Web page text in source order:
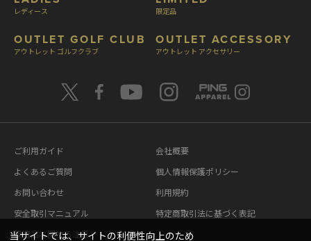
レディース
OUTLET GOLF CLUB
アウトレット ゴルフクラブ
限定品
OUTLET ACCESSORY
アウトレット アクセサリー
ご利用ガイド
よくあるご質問
お問い合わせ
安全取引マニュアル
模造品に関する注意
会社概要
個人情報保護ポリシー
利用規約
特定商取引法に基づく表記
当サイトでは、サイトの利便性向上のため